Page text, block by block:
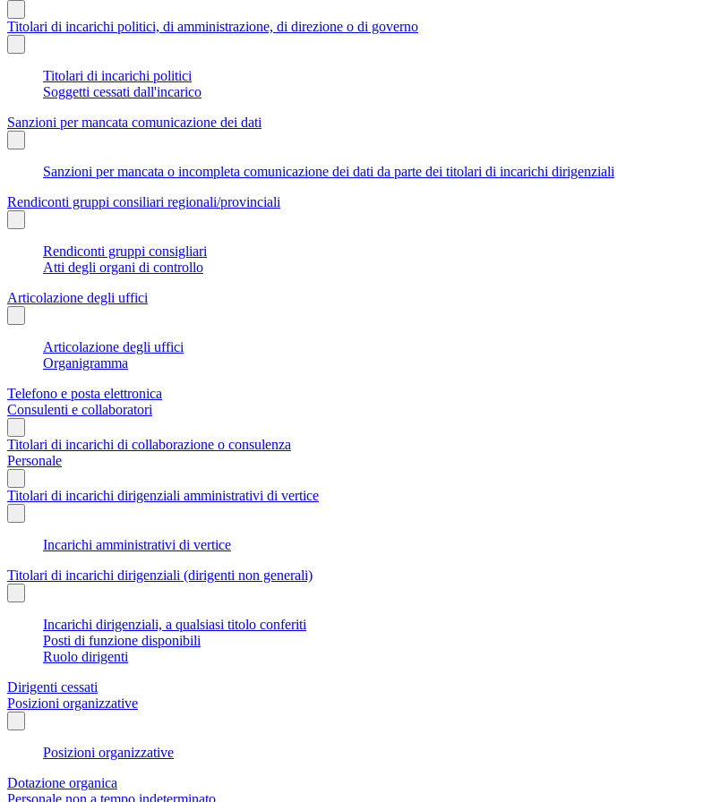
Titolari di incarichi politici, di amministrazione, di direzione o di governo
Titolari di incarichi politici
Soggetti cessati dall'incarico
Sanzioni per mancata comunicazione dei dati
Sanzioni per mancata o incompleta comunicazione dei dati da parte dei titolari di incarichi dirigenziali
Rendiconti gruppi consiliari regionali/provinciali
Rendiconti gruppi consigliari
Atti degli organi di controllo
Articolazione degli uffici
Articolazione degli uffici
Organigramma
Telefono e posta elettronica
Consulenti e collaboratori
Titolari di incarichi di collaborazione o consulenza
Personale
Titolari di incarichi dirigenziali amministrativi di vertice
Incarichi amministrativi di vertice
Titolari di incarichi dirigenziali (dirigenti non generali)
Incarichi dirigenziali, a qualsiasi titolo conferiti
Posti di funzione disponibili
Ruolo dirigenti
Dirigenti cessati
Posizioni organizzative
Posizioni organizzative
Dotazione organica
Personale non a tempo indeterminato